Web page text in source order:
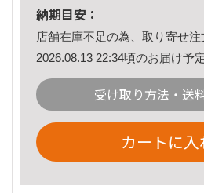
納期目安：
店舗在庫不足の為、取り寄せ注
2026.08.13 22:34頃のお届け予
受け取り方法・送
カートに入